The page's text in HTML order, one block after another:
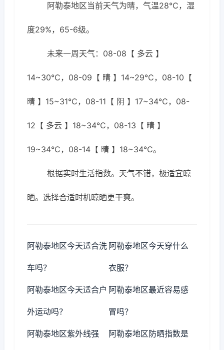
阿勒泰地区当前天气为晴，气温28℃，湿
度29%，65-6级。
未来一周天气：08-08【 多云 】
14~30℃，08-09【 晴 】14~29℃，08-10【
晴 】15~31℃，08-11【 阴 】17~34℃，08-
12【 多云 】18~34℃，08-13【 晴 】
19~34℃，08-14【 晴 】18~34℃。
根据实时生活指数。天气不错，极适宜晾
晒。选择合适时机晾晒更干爽。
阿勒泰地区今天适合洗
车吗？
阿勒泰地区今天穿什么
衣服？
阿勒泰地区今天适合户
外运动吗？
阿勒泰地区最近容易感
冒吗？
阿勒泰地区紫外线强 阿勒泰地区防晒指数是